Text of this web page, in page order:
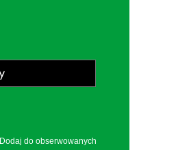
Dodaj do obserwowanych